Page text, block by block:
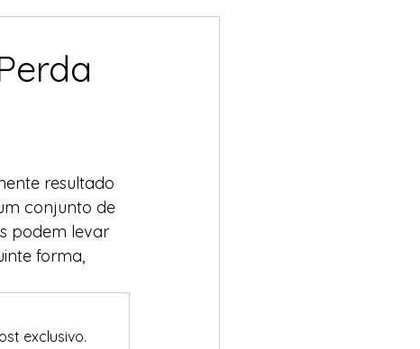
resultado
conjunto de
podem levar
forma,
exclusivo.